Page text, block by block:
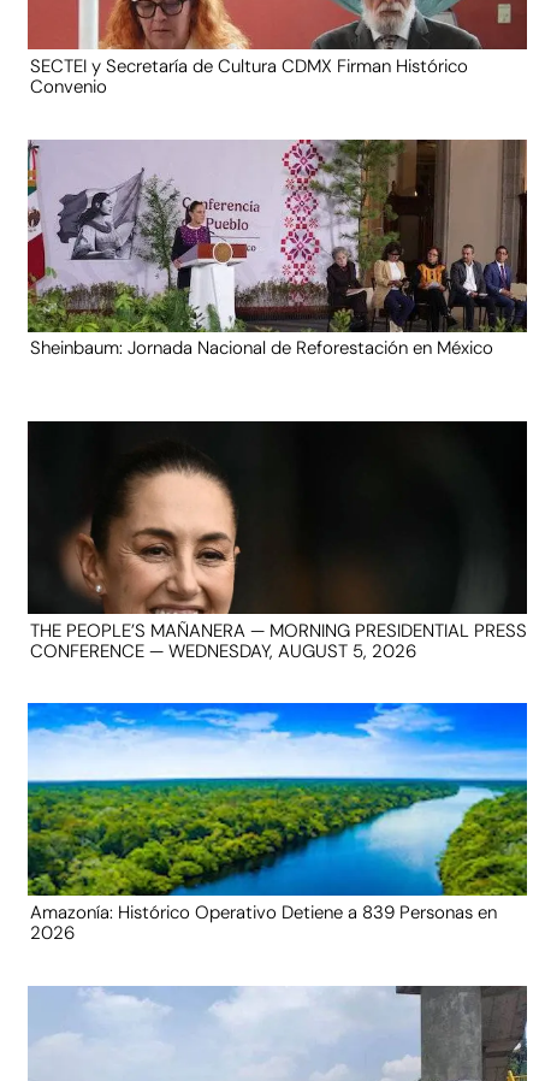
SECTEI y Secretaría de Cultura CDMX Firman Histórico
Convenio
Sheinbaum: Jornada Nacional de Reforestación en México
THE PEOPLE’S MAÑANERA — MORNING PRESIDENTIAL PRESS
CONFERENCE — WEDNESDAY, AUGUST 5, 2026
Amazonía: Histórico Operativo Detiene a 839 Personas en
2026